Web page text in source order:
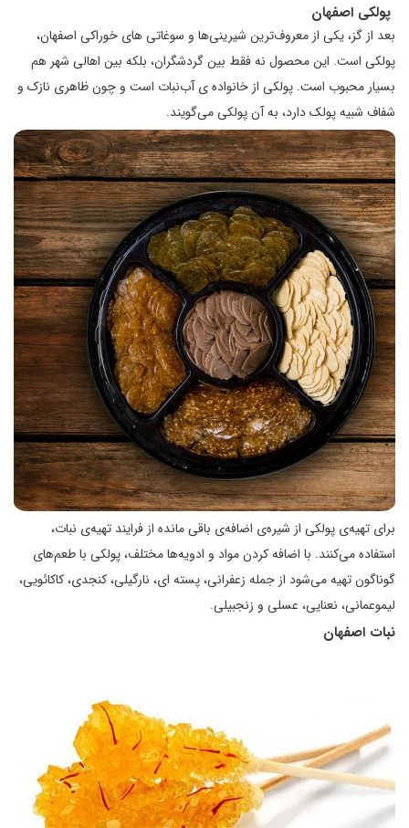
پولکی اصفهان
بعد از گز، یکی از معروف‌ترین شیرینی‌ها و سوغاتی های خوراکی اصفهان،
پولکی است. این محصول نه فقط بین گردشگران، بلکه بین اهالی شهر هم
بسیار محبوب است. پولکی از خانواده ی آب‌نبات است و چون ظاهری نازک و
شفاف شبیه پولک دارد، به آن پولکی می‌گویند.
برای تهیه‌ی پولکی از شیره‌ی اضافه‌ی باقی مانده از فرایند تهیه‌ی نبات،
استفاده می‌کنند. با اضافه کردن مواد و ادویه‌ها مختلف، پولکی با طعم‌های
گوناگون تهیه می‌شود از جمله زعفرانی، پسته ای، نارگیلی، کنجدی، کاکائویی،
لیموعمانی، نعنایی، عسلی و زنجبیلی.
نبات اصفهان